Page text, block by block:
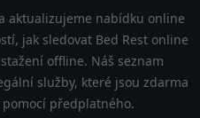
aktualizujeme nabídku online
jak sledovat Bed Rest online
offline. Náš seznam
služby, které jsou zdarma
předplatného.